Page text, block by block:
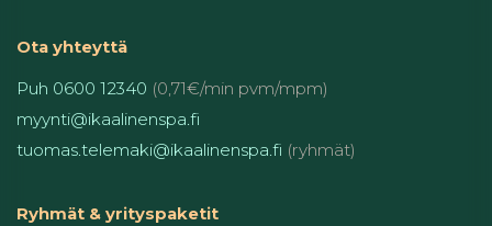
Ota yhteyttä
Puh 0600 12340 (0,71€/min pvm/mpm)
myynti@ikaalinenspa.fi
tuomas.telemaki@ikaalinenspa.fi (ryhmät)
Ryhmät & yrityspaketit